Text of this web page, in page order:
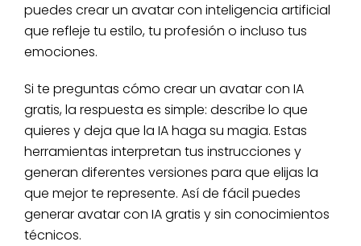
puedes crear un avatar con inteligencia artificial
que refleje tu estilo, tu profesión o incluso tus
emociones.
Si te preguntas cómo crear un avatar con IA
gratis, la respuesta es simple: describe lo que
quieres y deja que la IA haga su magia. Estas
herramientas interpretan tus instrucciones y
generan diferentes versiones para que elijas la
que mejor te represente. Así de fácil puedes
generar avatar con IA gratis y sin conocimientos
técnicos.